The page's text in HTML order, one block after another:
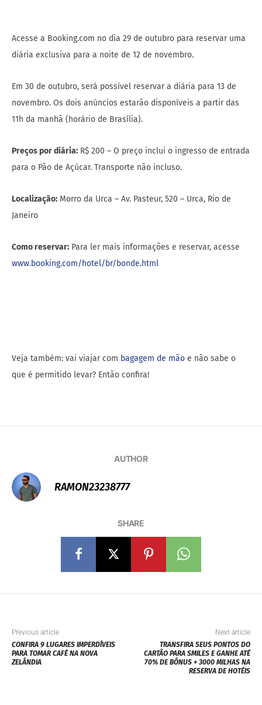
Acesse a Booking.com no dia 29 de outubro para reservar uma
diária exclusiva para a noite de 12 de novembro.
Em 30 de outubro, será possível reservar a diária para 13 de
novembro. Os dois anúncios estarão disponíveis a partir das
11h da manhã (horário de Brasília).
Preços por diária: R$ 200 – O preço inclui o ingresso de entrada
para o Pão de Açúcar. Transporte não incluso.
Localização: Morro da Urca – Av. Pasteur, 520 – Urca, Rio de
Janeiro
Como reservar: Para ler mais informações e reservar, acesse
www.booking.com/hotel/br/bonde.html
Veja também: vai viajar com bagagem de mão e não sabe o
que é permitido levar? Então confira!
AUTHOR
RAMON23238777
SHARE
Previous article
CONFIRA 9 LUGARES IMPERDÍVEIS
PARA TOMAR CAFÉ NA NOVA
ZELÂNDIA
Next article
TRANSFIRA SEUS PONTOS DO
CARTÃO PARA SMILES E GANHE ATÉ
70% DE BÔNUS + 3000 MILHAS NA
RESERVA DE HOTÉIS